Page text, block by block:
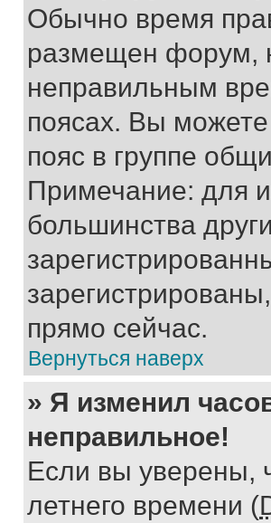
Обычно время
размещен форум,
неправильным
поясах. Вы
пояс в группе
Примечание: для
большинства
прямо сейчас.
Вернуться наверх
» Я изменил
неправильное!
Если вы уверены,
летнего времени (